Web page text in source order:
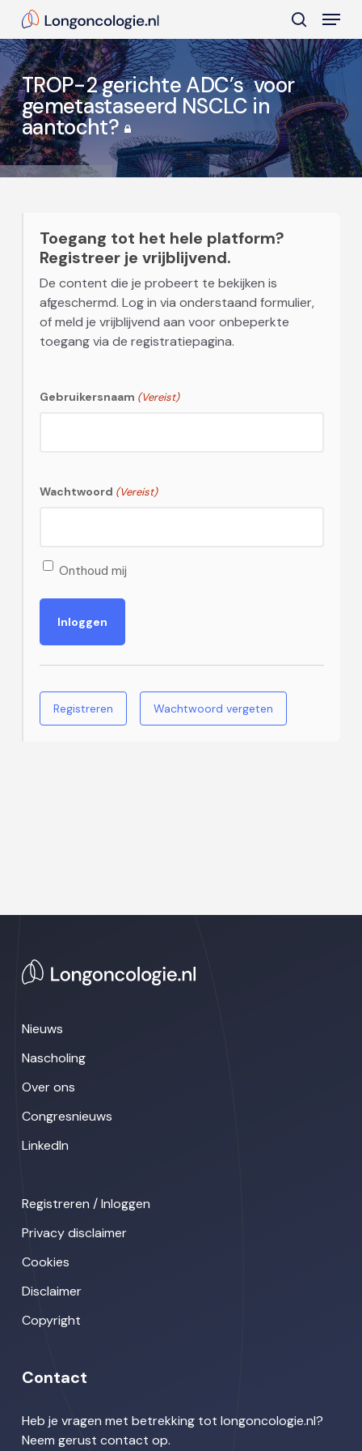
main
content
search
Menu
TROP-2 gerichte ADC’s voor
gemetastaseerd NSCLC in
aantocht?
Toegang tot het hele platform?
Registreer je vrijblijvend.
De content die je probeert te bekijken is
afgeschermd. Log in via onderstaand formulier,
of meld je vrijblijvend aan voor onbeperkte
toegang via de registratiepagina.
Gebruikersnaam (Vereist)
Wachtwoord (Vereist)
Onthoud mij
Registreren Wachtwoord vergeten
Nieuws
Nascholing
Over ons
Congresnieuws
LinkedIn
Registreren / Inloggen
Privacy disclaimer
Cookies
Disclaimer
Copyright
Contact
Heb je vragen met betrekking tot longoncologie.nl?
Neem gerust contact op.
Close
Menu